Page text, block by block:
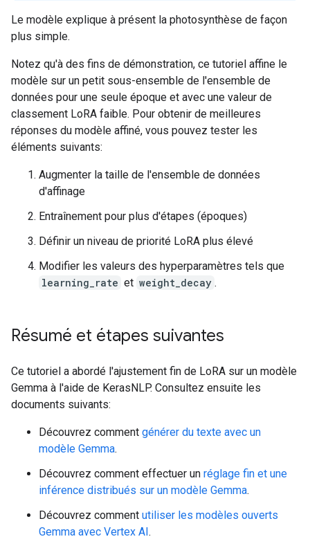
Le modèle explique à présent la photosynthèse de façon
plus simple.
Notez qu'à des fins de démonstration, ce tutoriel affine le
modèle sur un petit sous-ensemble de l'ensemble de
données pour une seule époque et avec une valeur de
classement LoRA faible. Pour obtenir de meilleures
réponses du modèle affiné, vous pouvez tester les
éléments suivants:
Augmenter la taille de l'ensemble de données
d'affinage
Entraînement pour plus d'étapes (époques)
Définir un niveau de priorité LoRA plus élevé
Modifier les valeurs des hyperparamètres tels que
learning_rate et weight_decay .
Résumé et étapes suivantes
Ce tutoriel a abordé l'ajustement fin de LoRA sur un modèle
Gemma à l'aide de KerasNLP. Consultez ensuite les
documents suivants:
Découvrez comment générer du texte avec un
modèle Gemma.
Découvrez comment effectuer un réglage fin et une
inférence distribués sur un modèle Gemma.
Découvrez comment utiliser les modèles ouverts
Gemma avec Vertex AI.